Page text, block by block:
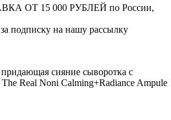
ОТ 15 000 РУБЛЕЙ по России,
за подписку на нашу рассылку
сияние сыворотка с
Real Noni Calming+Radiance Ampule